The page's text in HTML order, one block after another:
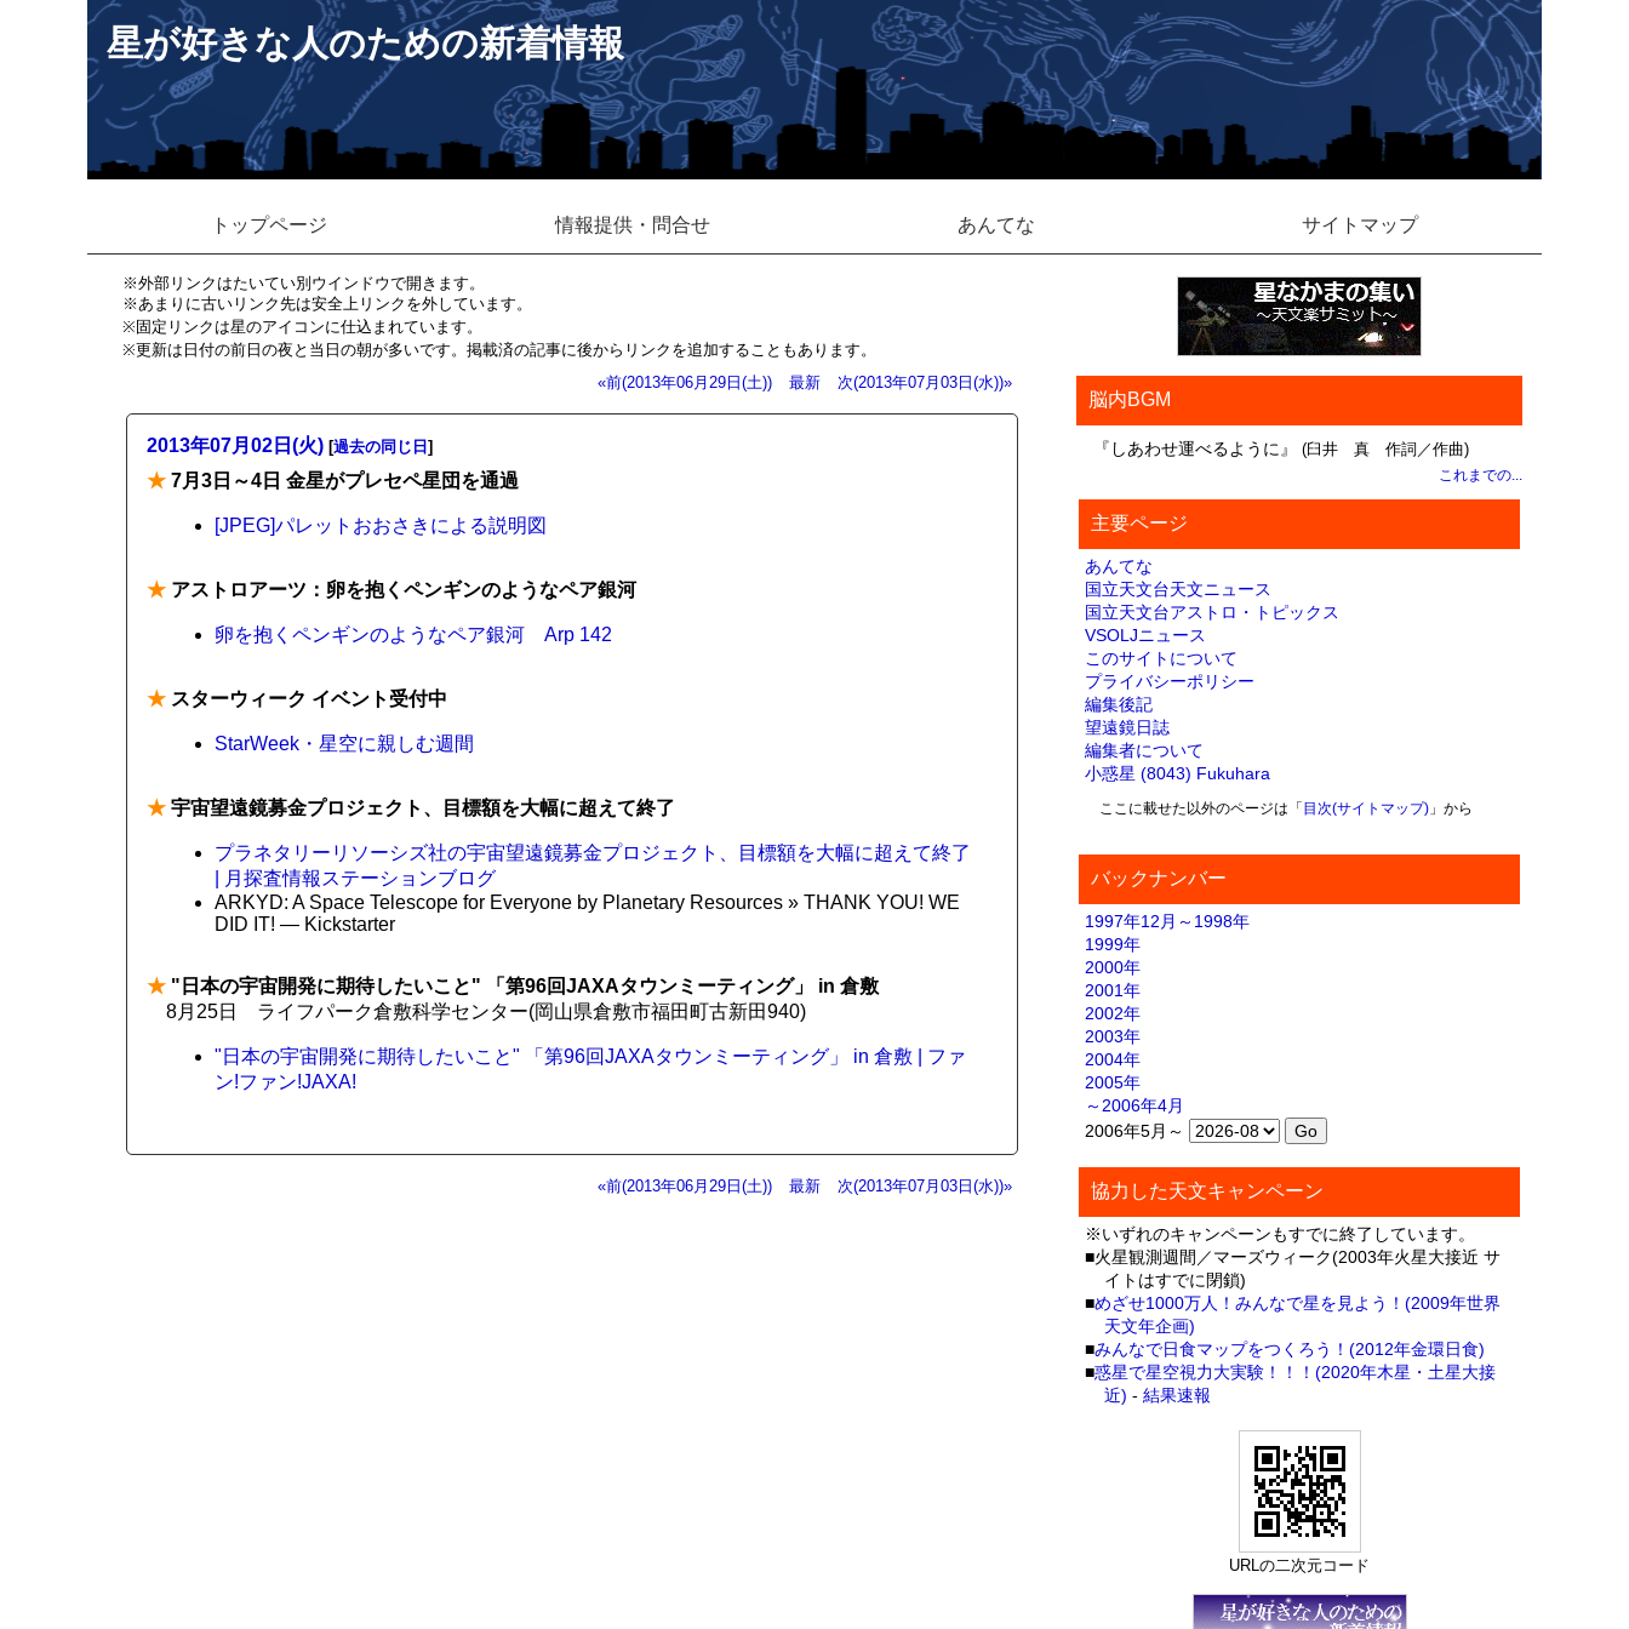
星が好きな人のための新着情報
トップページ 情報提供・問合せ あんてな サイトマップ
※外部リンクはたいてい別ウインドウで開きます。
※あまりに古いリンク先は安全上リンクを外しています。
※固定リンクは星のアイコンに仕込まれています。
※更新は日付の前日の夜と当日の朝が多いです。掲載済の記事に後からリンクを追加することもあります。
«前(2013年06月29日(土))
最新 次(2013年07月03日(水))»
2013年07月02日(火) [過去の同じ日 ]
★ 7月3日～4日 金星がプレセペ星団を通過
[JPEG]パレットおおさきによる説明図
★ アストロアーツ：卵を抱くペンギンのようなペア銀河
卵を抱くペンギンのようなペア銀河 Arp 142
★ スターウィーク イベント受付中
StarWeek・星空に親しむ週間
★ 宇宙望遠鏡募金プロジェクト、目標額を大幅に超えて終了
プラネタリーリソーシズ社の宇宙望遠鏡募金プロジェクト、目標額を大幅に超えて終了
| 月探査情報ステーションブログ
ARKYD: A Space Telescope for Everyone by Planetary Resources » THANK YOU! WE
DID IT! — Kickstarter
★ "日本の宇宙開発に期待したいこと" 「第96回JAXAタウンミーティング」 in 倉敷
8月25日 ライフパーク倉敷科学センター(岡山県倉敷市福田町古新田940)
"日本の宇宙開発に期待したいこと" 「第96回JAXAタウンミーティング」 in 倉敷 | ファ
ン!ファン!JAXA!
«前(2013年06月29日(土)) 最新 次(2013年07月03日(水))»
脳内BGM
『しあわせ運べるように』 (臼井 真 作詞／作曲)
これまでの...
主要ページ
あんてな
国立天文台天文ニュース
国立天文台アストロ・トピックス
VSOLJニュース
このサイトについて
プライバシーポリシー
編集後記
望遠鏡日誌
編集者について
小惑星 (8043) Fukuhara
ここに載せた以外のページは「 目次(サイトマップ)」から
バックナンバー
1997年12月～1998年
1999年
2000年
2001年
2002年
2003年
2004年
2005年
～2006年4月
2006年5月～
協力した天文キャンペーン
※いずれのキャンペーンもすでに終了しています。
■火星観測週間／マーズウィーク(2003年火星大接近 サ
イトはすでに閉鎖)
■めざせ1000万人！みんなで星を見よう！(2009年世界
天文年企画)
■みんなで日食マップをつくろう！(2012年金環日食)
■惑星で星空視力大実験！！！(2020年木星・土星大接
近) -結果速報
URLの二次元コード